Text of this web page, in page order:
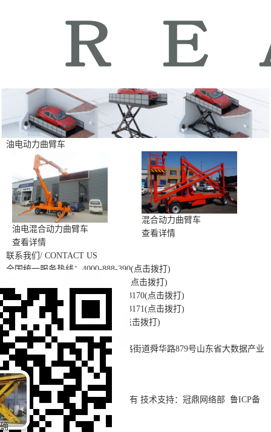
油电动力曲臂车
油电混合动力曲臂车
查看详情
混合动力曲臂车
查看详情
联系我们 / CONTACT US
全国统一服务热线： 4000-888-390(点击拨打)
(点击拨打)
升降平台销售事业部：0531-88018170(点击拨打)
高空作业销售事业部：
0531-88018171(点击拨打)
24小时服务热线：
15588888709
(点击拨打)
传真：
0531-88018175(点击拨打)
地址：山东省济南市高新区舜华路街道舜华路879号山东省大数据产业
基地A栋2105
济南冠鼎机械设备有限公司 版权所有 技术支持：冠鼎网络部 鲁ICP备
13012343号-1
微信 电话
确